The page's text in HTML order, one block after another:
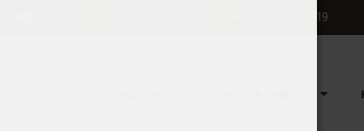
+31 70 363 1819